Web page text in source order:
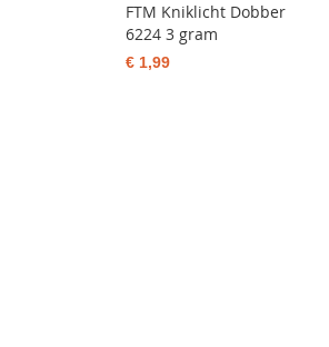
FTM Kniklicht Dobber
6224 3 gram
€ 1,99